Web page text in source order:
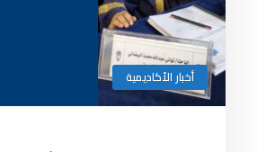
أخبار الأكاديمية